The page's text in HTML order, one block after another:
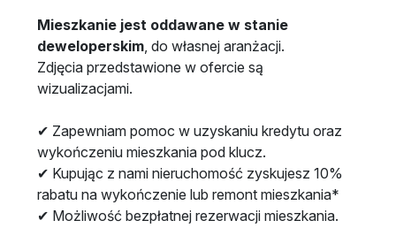
Mieszkanie jest oddawane w stanie
deweloperskim , do własnej aranżacji.
Zdjęcia przedstawione w ofercie są
wizualizacjami.
✔︎ Zapewniam pomoc w uzyskaniu kredytu oraz
wykończeniu mieszkania pod klucz.
✔︎ Kupując z nami nieruchomość zyskujesz 10%
rabatu na wykończenie lub remont mieszkania*
✔︎ Możliwość bezpłatnej rezerwacji mieszkania.